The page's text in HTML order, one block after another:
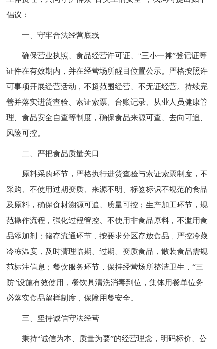
倡议：
一、守牢合法经营底线
确保营业执照、食品经营许可证、“三小一摊”登记证等
证件在有效期内，并在经营场所醒目位置公示。严格按照许
可事项开展经营活动，不超范围经营、不无证经营。持续完
善并落实进货查验、索证索票、台账记录、从业人员健康管
理、食品安全自查等制度，确保食品来源可查、去向可追、
风险可控。
二、严把食品质量关口
原料采购环节，严格执行进货查验与索证索票制度，不
采购、不使用过期变质、来源不明、标签标识不规范的食品
及原料，确保食材溯源可追、质量可控；生产加工环节，规
范操作流程，强化过程管控、不使用非食品原料，不滥用食
品添加剂；储存流通环节，按要求分区存放食品，严控冷藏
冷冻温度，及时清理临期、过期、变质食品，散装食品需规
范标注信息；餐饮服务环节，保持经营场所整洁卫生，“三
防”设施有效使用，餐饮具清洗消毒到位，集体用餐单位务
必落实食品留样制度，保障用餐安全。
三、坚持诚信守法经营
秉持“诚信为本、质量为要”的经营理念，明码标价、公